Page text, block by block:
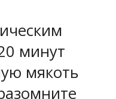
минут
мякоть